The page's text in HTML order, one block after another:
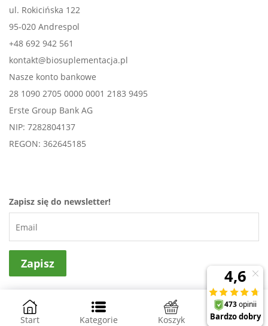
ul. Rokicińska 122
95-020 Andrespol
+48 692 942 561
kontakt@biosuplementacja.pl
Nasze konto bankowe
28 1090 2705 0000 0001 2183 9495
Erste Group Bank AG
NIP: 7282804137
REGON: 362645185
Zapisz się do newsletter!
Projekt i wykonanie NovaPoint - sklepy internetowe
Start Kategorie Koszyk Konto